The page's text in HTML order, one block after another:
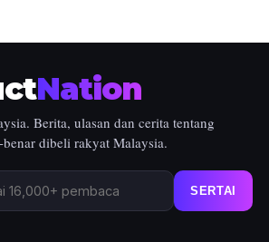
Nation
Berita, ulasan dan cerita tentang
dibeli rakyat Malaysia.
SERTAI